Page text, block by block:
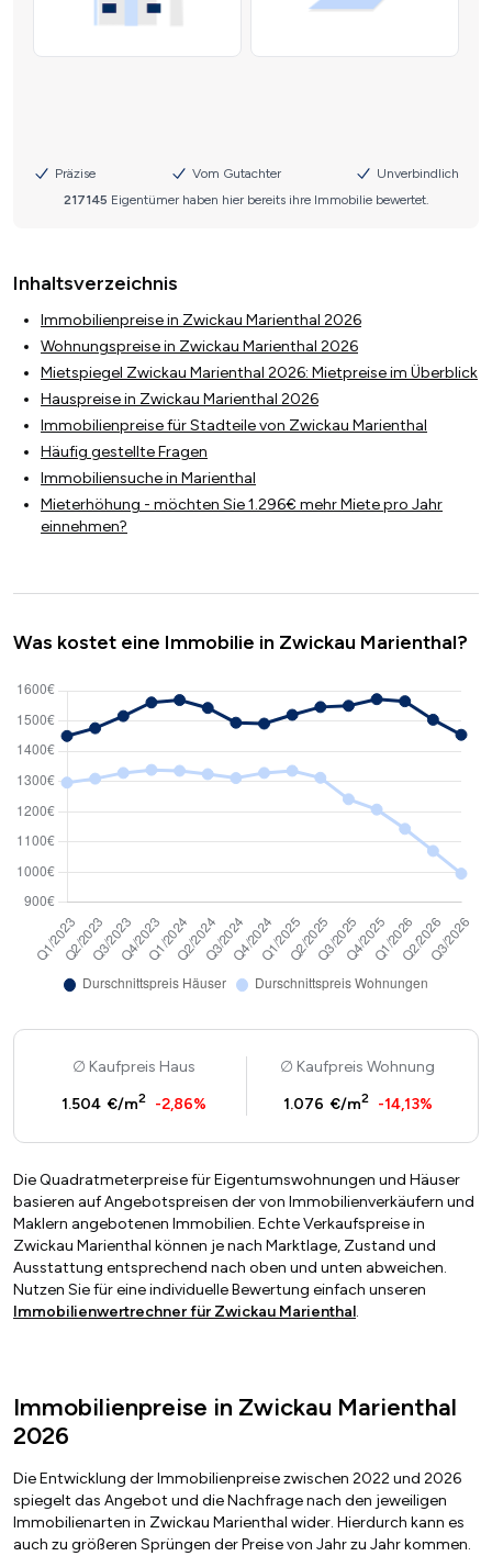
Inhaltsverzeichnis
Immobilienpreise in Zwickau Marienthal 2026
Wohnungspreise in Zwickau Marienthal 2026
Mietspiegel Zwickau Marienthal 2026: Mietpreise im Überblick
Hauspreise in Zwickau Marienthal 2026
Immobilienpreise für Stadteile von Zwickau Marienthal
Häufig gestellte Fragen
Immobiliensuche in Marienthal
Mieterhöhung - möchten Sie 1.296€ mehr Miete pro Jahr
einnehmen?
Was kostet eine Immobilie in Zwickau Marienthal?
Kaufpreis Haus
1.504 €/m2 -2,86%
Kaufpreis Wohnung
1.076 €/m2 -14,13%
Die Quadratmeterpreise für Eigentumswohnungen und Häuser
basieren auf Angebotspreisen der von Immobilienverkäufern und
Maklern angebotenen Immobilien. Echte Verkaufspreise in
Zwickau Marienthal können je nach Marktlage, Zustand und
Ausstattung entsprechend nach oben und unten abweichen.
Nutzen Sie für eine individuelle Bewertung einfach unseren
Immobilienwertrechner für Zwickau Marienthal.
Immobilienpreise in Zwickau Marienthal
2026
Die Entwicklung der Immobilienpreise zwischen 2022 und 2026
spiegelt das Angebot und die Nachfrage nach den jeweiligen
Immobilienarten in Zwickau Marienthal wider. Hierdurch kann es
auch zu größeren Sprüngen der Preise von Jahr zu Jahr kommen.